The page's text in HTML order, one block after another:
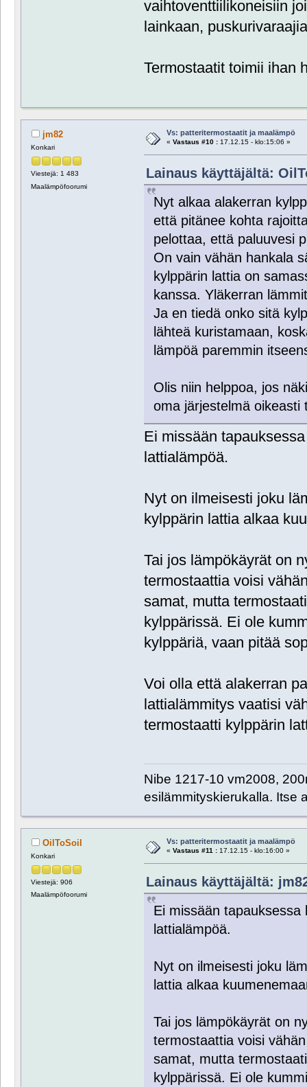
vaihtoventtiilikoneisiin
lainkaan,
Termostaatit toimii ihan
jm82
Konkari
Viestejä: 1 483
Maalämpöfoorumi
Vs: patteritermostaatit ja maalämpö
« Vastaus #10 :17.12.15 - klo:15:06 »
Lainaus käyttäjältä:
Nyt alkaa alakerran
että pitänee kohta
pelottaa, että paluuvesi
On vain vähän hankala
kylppärin lattia on
kanssa. Yläkerran
Ja en tiedä onko sitä
lähteä kuristamaan,
lämpöä paremmin
Olis niin helppoa, jos
oma järjestelmä oikeasti
Ei missään
lattialämpöä.
Nyt on ilmeisesti joku
kylppärin lattia alkaa
Tai jos lämpökäyrät on
termostaattia voisi
samat, mutta
kylppärissä. Ei ole
kylppäriä, vaan pitää
Voi olla että alakerran
lattialämmitys vaatisi
termostaatti kylppärin
Nibe 1217-10 vm2008,
esilämmityskierukalla. Itse
OilToSoil
Konkari
Viestejä: 906
Maalämpöfoorumi
Vs: patteritermostaatit ja maalämpö
« Vastaus #11 :17.12.15 - klo:16:00 »
Lainaus käyttäjältä:
Ei missään
lattialämpöä.
Nyt on ilmeisesti joku
lattia alkaa
Tai jos lämpökäyrät on
termostaattia voisi
samat, mutta
kylppärissä. Ei ole